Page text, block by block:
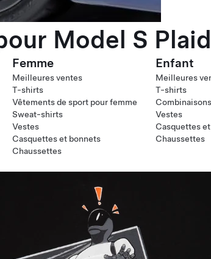
Model S Plaid
Femme
Meilleures ventes
T-shirts
Vêtements de sport pour femme
Sweat-shirts
Vestes
Casquettes et bonnets
Chaussettes
Enfant
Meilleures
T-shirts
Combinaisons
Vestes
Casquettes
Chaussettes